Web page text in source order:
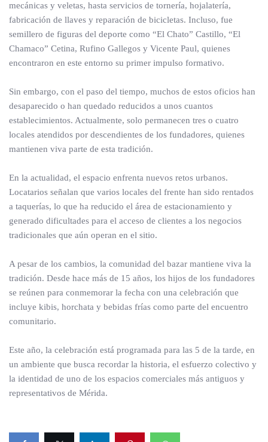
mecánicas y veletas, hasta servicios de tornería, hojalatería,
fabricación de llaves y reparación de bicicletas. Incluso, fue
semillero de figuras del deporte como “El Chato” Castillo, “El
Chamaco” Cetina, Rufino Gallegos y Vicente Paul, quienes
encontraron en este entorno su primer impulso formativo.
Sin embargo, con el paso del tiempo, muchos de estos oficios han
desaparecido o han quedado reducidos a unos cuantos
establecimientos. Actualmente, solo permanecen tres o cuatro
locales atendidos por descendientes de los fundadores, quienes
mantienen viva parte de esta tradición.
En la actualidad, el espacio enfrenta nuevos retos urbanos.
Locatarios señalan que varios locales del frente han sido rentados
a taquerías, lo que ha reducido el área de estacionamiento y
generado dificultades para el acceso de clientes a los negocios
tradicionales que aún operan en el sitio.
A pesar de los cambios, la comunidad del bazar mantiene viva la
tradición. Desde hace más de 15 años, los hijos de los fundadores
se reúnen para conmemorar la fecha con una celebración que
incluye kibis, horchata y bebidas frías como parte del encuentro
comunitario.
Este año, la celebración está programada para las 5 de la tarde, en
un ambiente que busca recordar la historia, el esfuerzo colectivo y
la identidad de uno de los espacios comerciales más antiguos y
representativos de Mérida.